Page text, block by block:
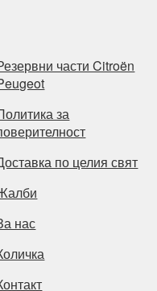
части Citroën
за
по целия свят
нас